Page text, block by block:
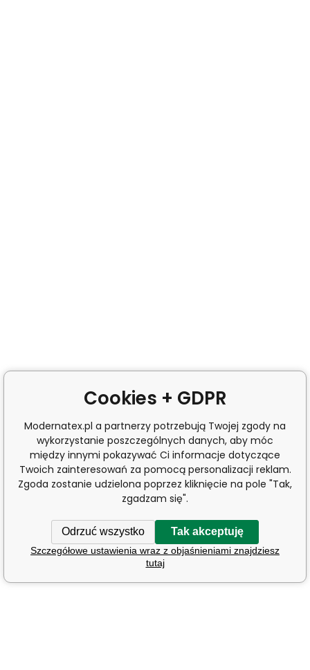
Cookies + GDPR
Modernatex.pl a partnerzy potrzebują Twojej zgody na
wykorzystanie poszczególnych danych, aby móc
między innymi pokazywać Ci informacje dotyczące
Twoich zainteresowań za pomocą personalizacji reklam.
Zgoda zostanie udzielona poprzez kliknięcie na pole "Tak,
zgadzam się".
Odrzuć wszystko Tak akceptuję
Szczegółowe ustawienia wraz z objaśnieniami znajdziesz
tutaj